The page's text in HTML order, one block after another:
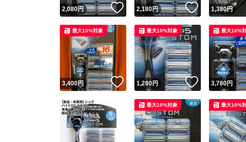
2,080円 いいね！
2,180円 いいね！
1,380円
3,400円 いいね！
最大10%対象
1,280円 いいね！
最大10%対象
3,780円
最大10%
最大10%対象 最大10%